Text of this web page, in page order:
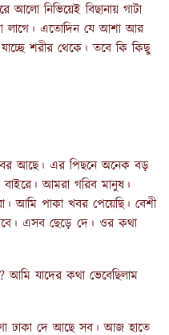
আলো নিভিয়েই বিছানায় গাটা
লাগে। এতোদিন যে আশা আর
শরীর থেকে। তবে কি কিছু
আছে। এর পিছনে অনেক বড়
আমরা গরিব মানুষ।
আমি পাকা খবর পেয়েছি। বেশী
এসব ছেড়ে দে। ওর কথা
আমি যাদের কথা ভেবেছিলাম
গা ঢাকা দে আছে সব। আজ হাতে